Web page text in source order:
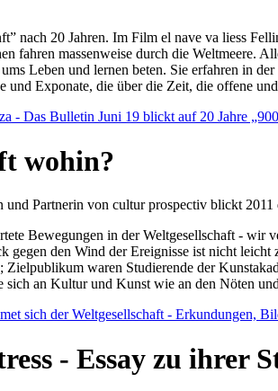
nach 20 Jahren. Im Film el nave va liess
fahren massenweise durch die Weltmeere.
Leben und lernen beten. Sie erfahren in
und Exponate, die über die Zeit, die offene
- Das Bulletin Juni 19 blickt auf 20 Jahre
wohin?
und Partnerin von cultur prospectiv blickt
Bewegungen in der Weltgesellschaft - wir
den Wind der Ereignisse ist nicht leicht
Zielpublikum waren Studierende der
an Kultur und Kunst wie an den Nöten
sich der Weltgesellschaft - Erkundungen,
- Essay zu ihrer